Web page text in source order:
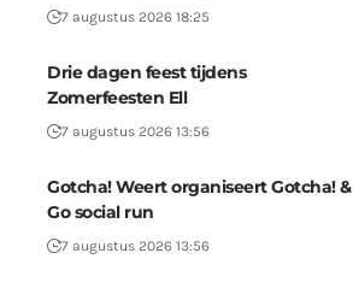
7 augustus 2026 18:25
Drie dagen feest tijdens
Zomerfeesten Ell
7 augustus 2026 13:56
Gotcha! Weert organiseert Gotcha! &
Go social run
7 augustus 2026 13:56